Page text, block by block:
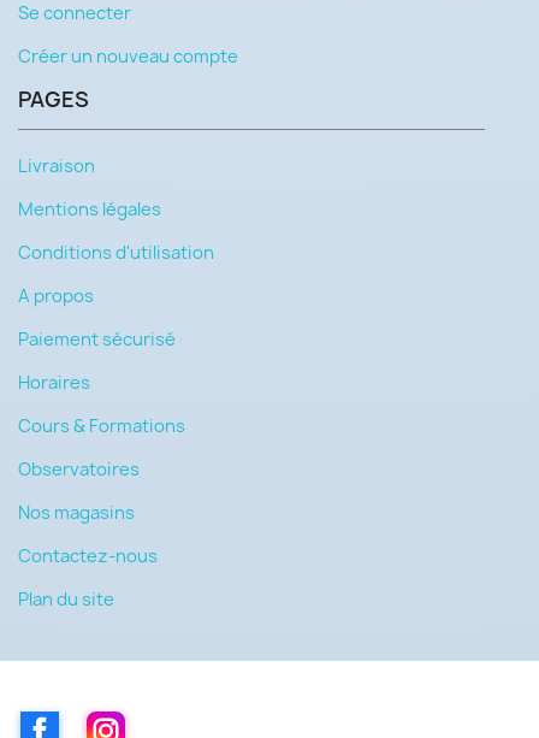
Se connecter
Créer un nouveau compte
PAGES
Livraison
Mentions légales
Conditions d'utilisation
A propos
Paiement sécurisé
Horaires
Cours & Formations
Observatoires
Nos magasins
Contactez-nous
Plan du site
FacebookInstagram